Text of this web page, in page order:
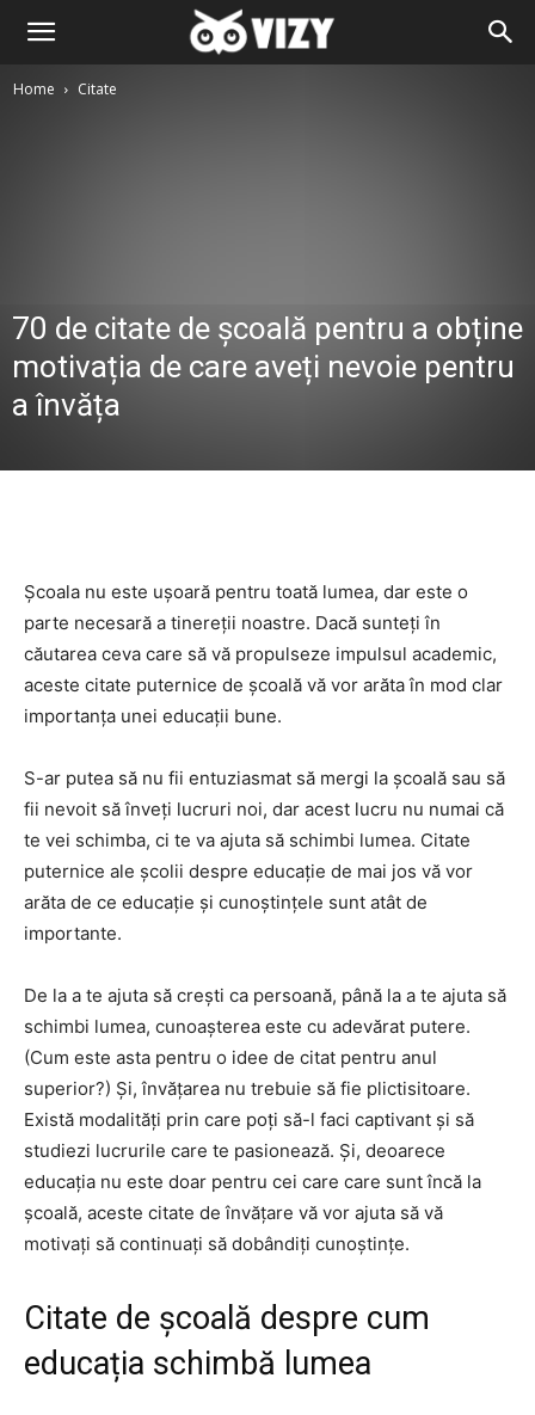
Home Citate
70 de citate de școală pentru a obține
motivația de care aveți nevoie pentru
a învăța
Școala nu este ușoară pentru toată lumea, dar este o
parte necesară a tinereții noastre. Dacă sunteți în
căutarea ceva care să vă propulseze impulsul academic,
aceste citate puternice de școală vă vor arăta în mod clar
importanța unei educații bune.
S-ar putea să nu fii entuziasmat să mergi la școală sau să
fii nevoit să înveți lucruri noi, dar acest lucru nu numai că
te vei schimba, ci te va ajuta să schimbi lumea. Citate
puternice ale școlii despre educație de mai jos vă vor
arăta de ce educație și cunoștințele sunt atât de
importante.
De la a te ajuta să crești ca persoană, până la a te ajuta să
schimbi lumea, cunoașterea este cu adevărat putere.
(Cum este asta pentru o idee de citat pentru anul
superior?) Și, învățarea nu trebuie să fie plictisitoare.
Există modalități prin care poți să-l faci captivant și să
studiezi lucrurile care te pasionează. Și, deoarece
educația nu este doar pentru cei care care sunt încă la
școală, aceste citate de învățare vă vor ajuta să vă
motivați să continuați să dobândiți cunoștințe.
Citate de școală despre cum
educația schimbă lumea